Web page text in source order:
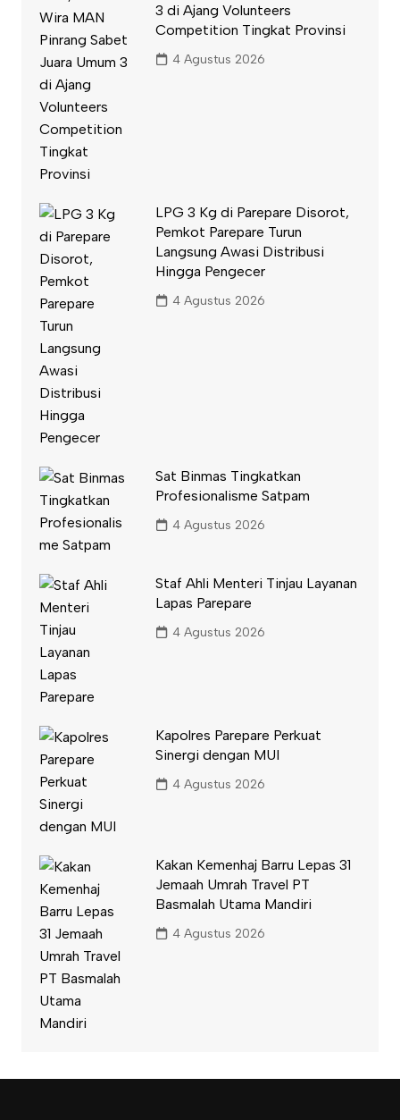
3 di Ajang Volunteers
Competition Tingkat Provinsi
4 Agustus 2026
LPG 3 Kg di Parepare Disorot,
Pemkot Parepare Turun
Langsung Awasi Distribusi
Hingga Pengecer
4 Agustus 2026
Sat Binmas Tingkatkan
Profesionalisme Satpam
4 Agustus 2026
Staf Ahli Menteri Tinjau Layanan
Lapas Parepare
4 Agustus 2026
Kapolres Parepare Perkuat
Sinergi dengan MUI
4 Agustus 2026
Kakan Kemenhaj Barru Lepas 31
Jemaah Umrah Travel PT
Basmalah Utama Mandiri
4 Agustus 2026